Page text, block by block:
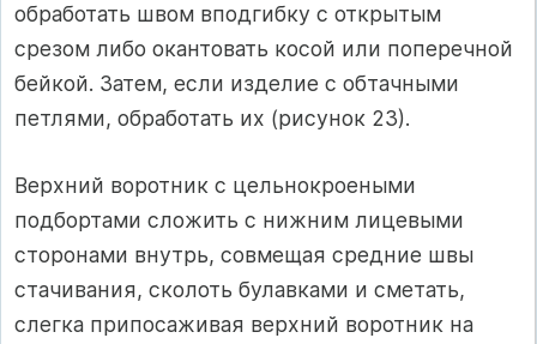
обработать швом вподгибку с открытым
срезом либо окантовать косой или поперечной
бейкой. Затем, если изделие с обтачными
петлями, обработать их (рисунок 23).
Верхний воротник с цельнокроеными
подбортами сложить с нижним лицевыми
сторонами внутрь, совмещая средние швы
стачивания, сколоть булавками и сметать,
слегка припосаживая верхний воротник на